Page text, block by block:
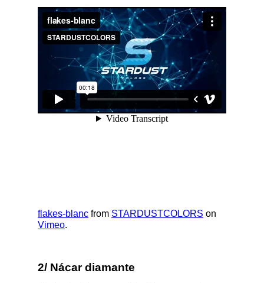
flakes-blanc from STARDUSTCOLORS on
Vimeo.
2/ Nácar diamante